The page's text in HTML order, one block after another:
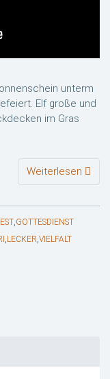
unterm
Elf große und
im Gras
Weiterlesen
,GOTTESDIENST
, LECKER,VIELFALT